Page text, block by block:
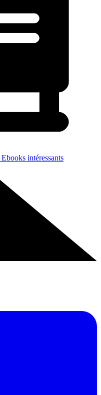
Ebooks intéressants